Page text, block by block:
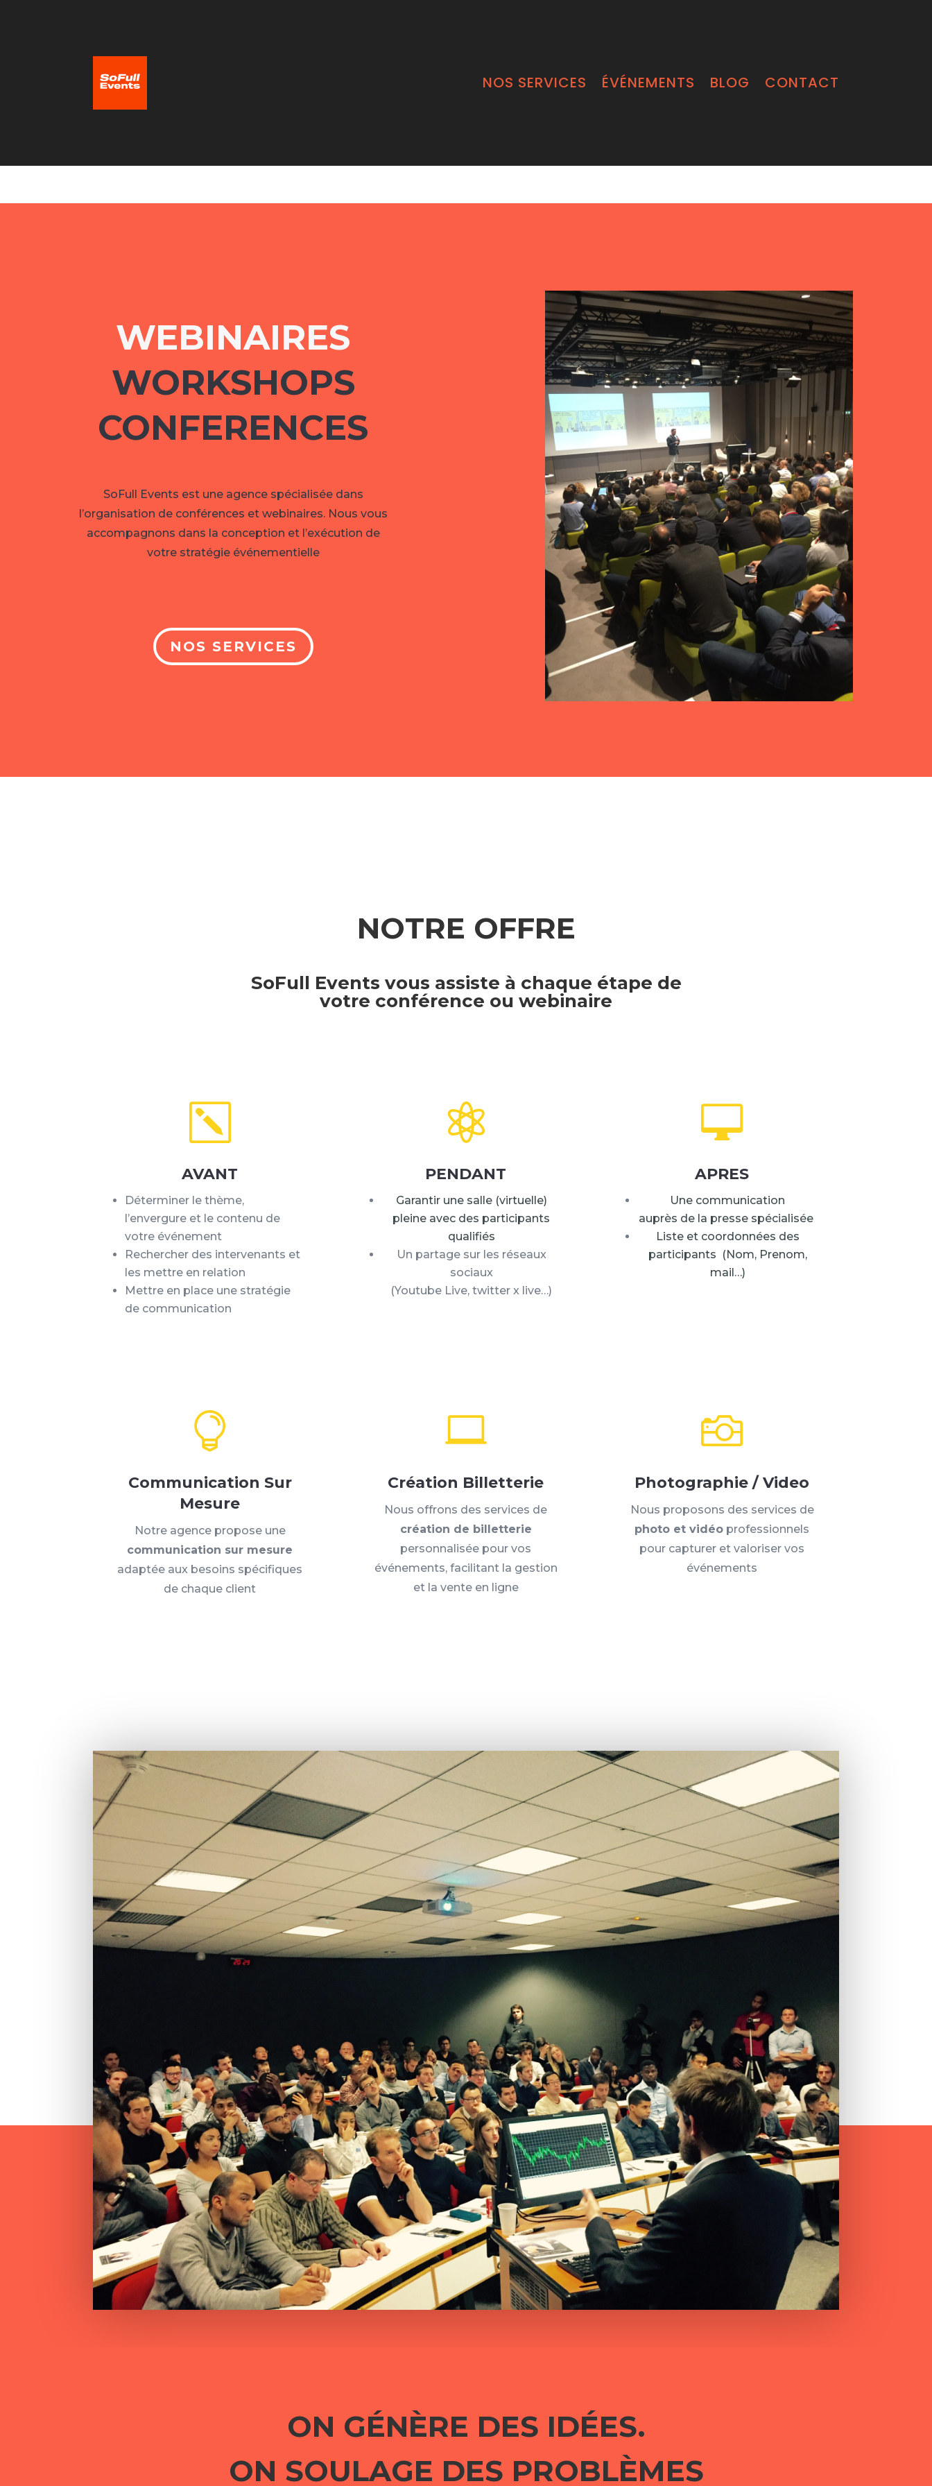
NOS SERVICES ÉVÉNEMENTS BLOG CONTACT
WEBINAIRES
WORKSHOPS
CONFERENCES
SoFull Events est une agence spécialisée dans
l’organisation de conférences et webinaires. Nous vous
accompagnons dans la conception et l’exécution de
votre stratégie événementielle
NOS SERVICES
NOTRE OFFRE
SoFull Events vous assiste à chaque étape de
votre conférence ou webinaire
k
AVANT
Déterminer le thème,
l’envergure et le contenu de
votre événement
Rechercher des intervenants et
les mettre en relation
Mettre en place une stratégie
de communication

PENDANT
Garantir une salle (virtuelle)
pleine avec des participants
qualifiés
Un partage sur les réseaux
sociaux
(Youtube Live, twitter x live…)

APRES
Une communication
auprès de la presse spécialisée
Liste et coordonnées des
participants (Nom, Prenom,
mail…)

Communication Sur
Mesure
Notre agence propose une
communication sur mesure
adaptée aux besoins spécifiques
de chaque client

Création Billetterie
Nous offrons des services de
création de billetterie
personnalisée pour vos
événements, facilitant la gestion
et la vente en ligne

Photographie / Video
Nous proposons des services de
photo et vidéo professionnels
pour capturer et valoriser vos
événements
ON GÉNÈRE DES IDÉES.
ON SOULAGE DES PROBLÈMES